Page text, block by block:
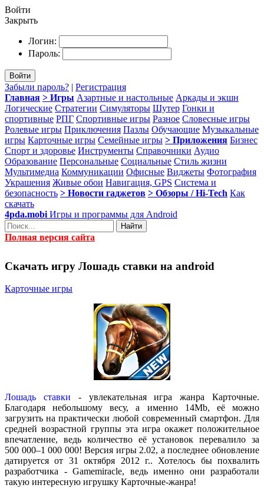
Войти
Закрыть
Логин:
Пароль:
Войти
Забыли пароль? | Регистрация
Главная > Игры Азартные и настольные Аркады и экшн
Логические Стратегии Симуляторы Шутер Гонки и
спортивные РПГ Спортивные игры Разное Словесные игры
Ролевые игры Приключения Пазлы Обучающие Музыкальные
игры Карточные игры Семейные игры > Приложения Бизнес
Спорт и здоровье Инструменты Справочники Аудио
Образование Персональные Социальные Стиль жизни
Мультимедиа Коммуникации Офисные Виджеты Фотография
Украшения Живые обои Навигация, GPS Система и
безопасность > Новости гаджетов > Обзоры / Hi-Tech Как
скачать
4pda.mobi Игры и программы для Android
Найти
Полная версия сайта
Скачать игру Лошадь ставки на android
Карточные игры
Лошадь ставки - увлекательная игра жанра Карточные.
Благодаря небольшому весу, а именно 14Mb, её можно
загрузить на практически любой современный смартфон. Для
средней возрастной группы эта игра окажет положительное
впечатление, ведь количество её установок перевалило за
500 000–1 000 000! Версия игры 2.02, а последнее обновление
датируется от 31 октября 2012 г.. Хотелось бы похвалить
разработчика - Gamemiracle, ведь именно они разработали
такую интересную игрушку Карточные-жанра!